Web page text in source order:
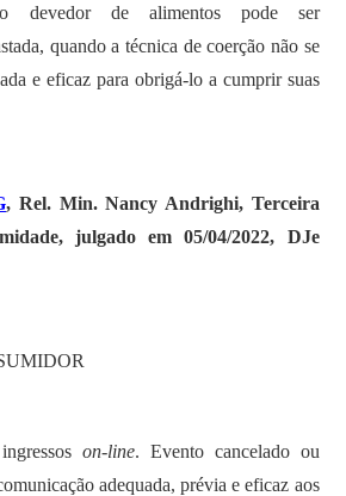
de alimentos pode ser
quando a técnica de coerção não se
e eficaz para obrigá-lo a cumprir suas
, Rel. Min. Nancy Andrighi, Terceira
julgado em 05/04/2022, DJe
on-line. Evento cancelado ou
adequada, prévia e eficaz aos